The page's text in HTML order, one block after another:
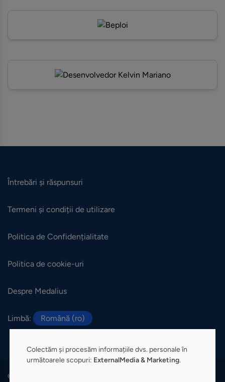
Întrebări și răspunsuri
Termeni și condiții de utilizare
Politica de Confidențialitate
Politica de cookie-uri
Despre Medalius
Limbă: Română (ro)
© 2026 Medalius. Toate Drepturile Rezervate.
Colectăm și procesăm informațiile dvs. personale în
următoarele scopuri: ExternalMedia & Marketing.